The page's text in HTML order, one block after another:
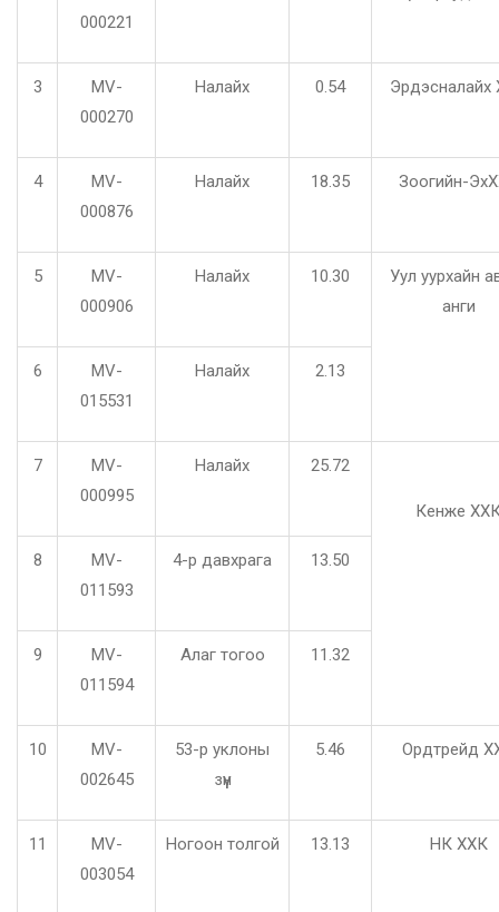
000221
3
MV-
000270
Налайх 0.54 Эрдэсналайх
4
MV-
000876
Налайх 18.35 Зоогийн-
5
MV-
000906
Налайх 10.30
Уул уурхайн
анги
6
MV-
015531
Налайх 2.13
7
MV-
000995
Налайх 25.72
Кенже
8
MV-
011593
4-р давхрага 13.50
9
MV-
011594
Алаг тогоо 11.32
10
MV-
002645
53-р уклоны
зүүн
5.46 Ордтрейд
11
MV-
003054
Ногоон толгой 13.13 НК ХХК